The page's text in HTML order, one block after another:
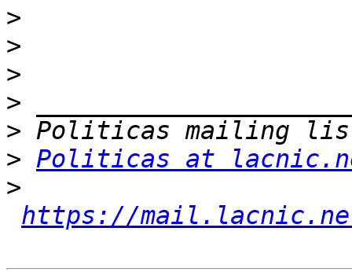
>
>
>
>
>
> Politicas at
>
https://